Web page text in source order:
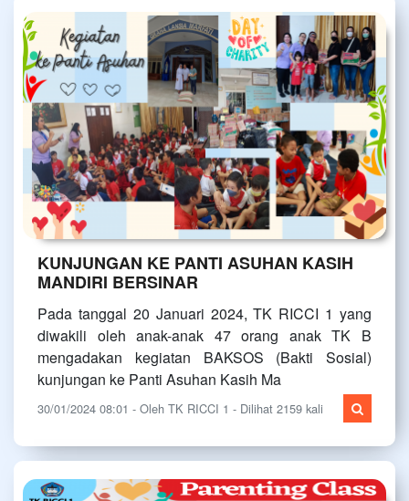
KUNJUNGAN KE PANTI ASUHAN KASIH
MANDIRI BERSINAR
Pada tanggal 20 Januari 2024, TK RICCI 1 yang
diwakili oleh anak-anak 47 orang anak TK B
mengadakan kegiatan BAKSOS (Bakti Sosial)
kunjungan ke Panti Asuhan Kasih Ma
30/01/2024 08:01 - Oleh TK RICCI 1 - Dilihat 2159 kali